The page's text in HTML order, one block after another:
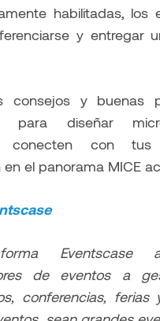
habilitadas, los
y entregar
consejos y buenas
para diseñar
conecten con
el panorama MICE
de eventos a
conferencias,